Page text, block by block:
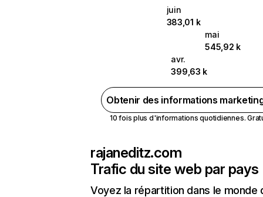
juin
383,01 k
mai
545,92 k
avr.
399,63 k
Obtenir des informations
10 fois plus d'informations quotidiennes.
rajaneditz.com
Trafic du site web par pays
Voyez la répartition dans le monde